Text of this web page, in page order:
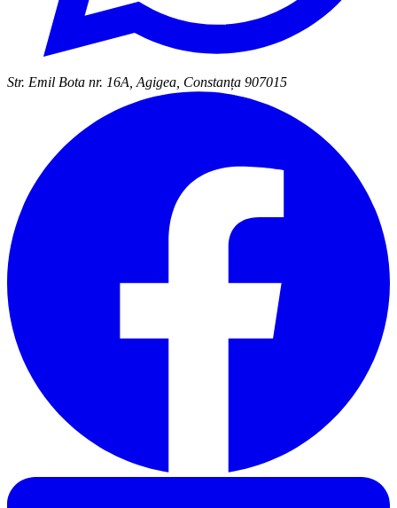
Str. Emil Bota nr. 16A, Agigea, Constanța 907015